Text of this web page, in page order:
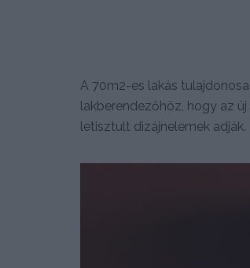
A 70m2-es lakás
lakberendezőhöz, hogy az
letisztult dizájnelemek adják.